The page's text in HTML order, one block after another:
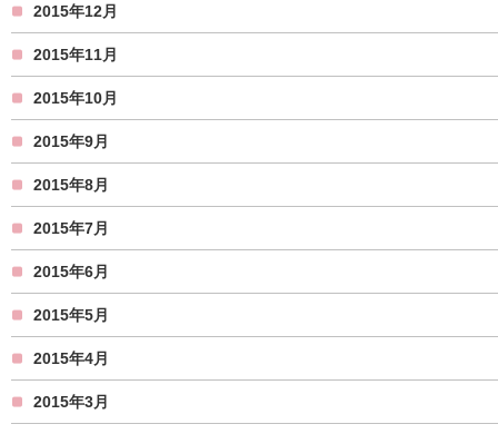
2015年12月
2015年11月
2015年10月
2015年9月
2015年8月
2015年7月
2015年6月
2015年5月
2015年4月
2015年3月